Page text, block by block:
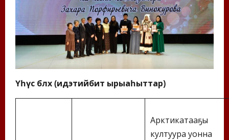
Үһүс бөлөх (идэтийбит ырыаһыттар)
Арктикатааҕы
култуура уонна